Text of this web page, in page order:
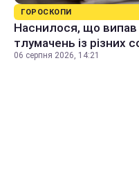
ГОРОСКОПИ
Наснилося, що випав
тлумачень із різних
06 серпня 2026, 14:21